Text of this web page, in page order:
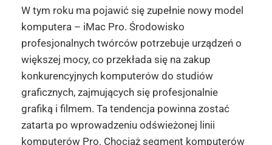
W tym roku ma pojawić się zupełnie nowy model
komputera – iMac Pro. Środowisko
profesjonalnych twórców potrzebuje urządzeń o
większej mocy, co przekłada się na zakup
konkurencyjnych komputerów do studiów
graficznych, zajmujących się profesjonalnie
grafiką i filmem. Ta tendencja powinna zostać
zatarta po wprowadzeniu odświeżonej linii
komputerów Pro. Chociaż segment komputerów